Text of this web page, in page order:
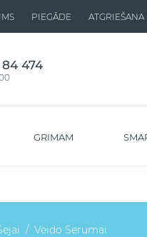
PIEGĀDE ATGRIEŠANA
474
GRIMAM
Veido Serumai